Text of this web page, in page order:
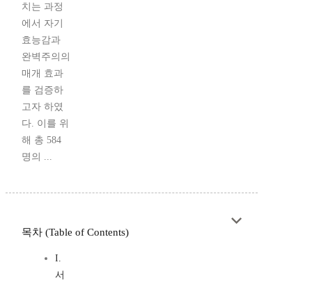
치는 과정
에서 자기
효능감과
완벽주의의
매개 효과
를 검증하
고자 하였
다. 이를 위
해 총 584
명의 ...
목차 (Table of Contents)
I.
서